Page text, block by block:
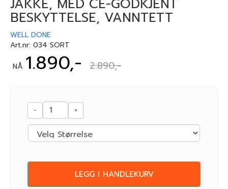
JAKKE, MED CE-GODKJENT
BESKYTTELSE, VANNTETT
WELL DONE
Art.nr: 034 SORT
NÅ 1.890,- 2.890,-
- +
LEGG I HANDLEKURV